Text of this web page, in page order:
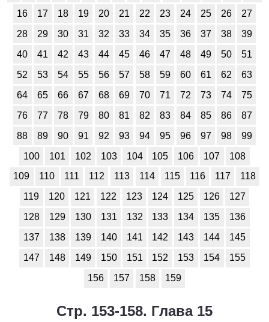
16
17 18 19 20 21 22 23 24 25 26
27
28
29 30 31 32 33 34 35 36 37 38
39
40
41 42 43 44 45 46 47 48 49 50
51
52
53 54 55 56 57 58 59 60 61 62
63
64
65 66 67 68 69 70 71 72 73 74
75
76
77 78 79 80 81 82 83 84 85 86
87
88
89 90 91 92 93 94 95 96 97 98
99
100
101 102 103 104 105 106 107
108
109
110 111 112 113 114 115 116 117
118
119
120 121 122 123 124 125 126
127
128
129 130 131 132 133 134 135
136
137
138 139 140 141 142 143 144
145
147
148 149 150 151 152 153 154
155
156
157 158 159
Стр. 153-158. Глава 15